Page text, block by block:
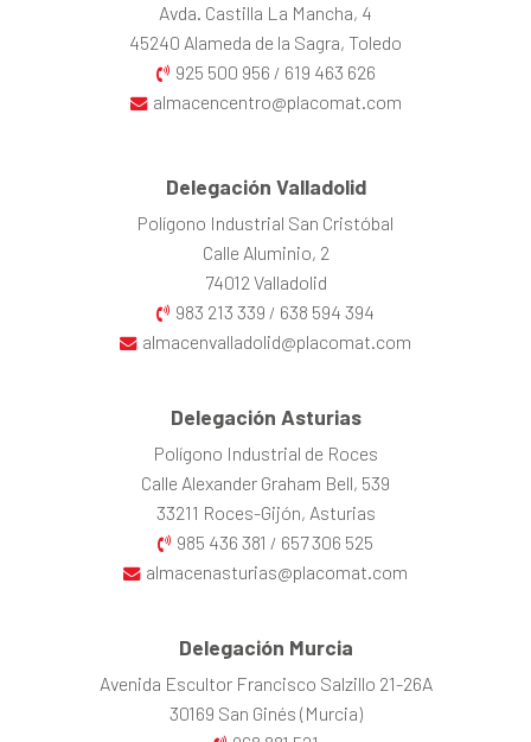
Avda. Castilla La Mancha, 4
45240 Alameda de la Sagra, Toledo
925 500 956 / 619 463 626
almacencentro@placomat.com
Delegación Valladolid
Polígono Industrial San Cristóbal
Calle Aluminio, 2
74012 Valladolid
983 213 339 / 638 594 394
almacenvalladolid@placomat.com
Delegación Asturias
Polígono Industrial de Roces
Calle Alexander Graham Bell, 539
33211 Roces-Gijón, Asturias
985 436 381 / 657 306 525
almacenasturias@placomat.com
Delegación Murcia
Avenida Escultor Francisco Salzillo 21-26A
30169 San Ginés (Murcia)